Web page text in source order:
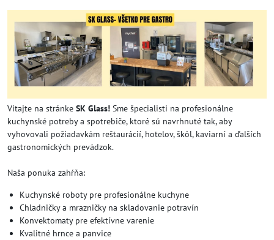
Vitajte na stránke SK Glass! Sme špecialisti na profesionálne
kuchynské potreby a spotrebiče, ktoré sú navrhnuté tak, aby
vyhovovali požiadavkám reštaurácií, hotelov, škôl, kaviarní a ďalších
gastronomických prevádzok.
Naša ponuka zahŕňa:
Kuchynské roboty pre profesionálne kuchyne
Chladničky a mrazničky na skladovanie potravín
Konvektomaty pre efektívne varenie
Kvalitné hrnce a panvice